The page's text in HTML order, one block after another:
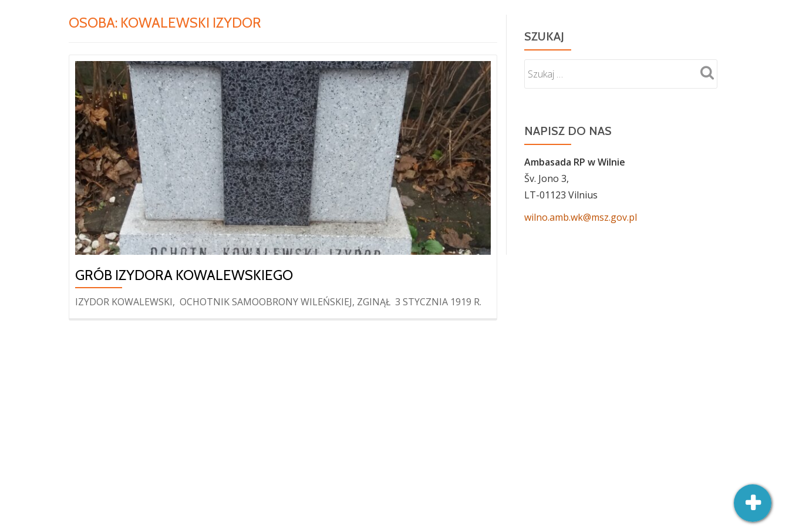
OSOBA: KOWALEWSKI IZYDOR
GRÓB IZYDORA KOWALEWSKIEGO
IZYDOR KOWALEWSKI, OCHOTNIK SAMOOBRONY WILEŃSKIEJ, ZGINĄŁ 3 STYCZNIA 1919 R.
SZUKAJ
NAPISZ DO NAS
Ambasada RP w Wilnie
Šv. Jono 3,
LT-01123 Vilnius
wilno.amb.wk@msz.gov.pl